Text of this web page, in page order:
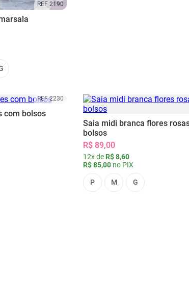
REF 2190
REF 2230
com bolsos
Saia midi branca flores
bolsos
R$ 89,00
12x de R$ 8,60
R$ 85,00 no PIX
P M G